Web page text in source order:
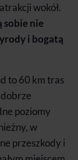
wokół.
sobie nie
i bogatą
to 60 km tras
poziomy
w
przeszkody i